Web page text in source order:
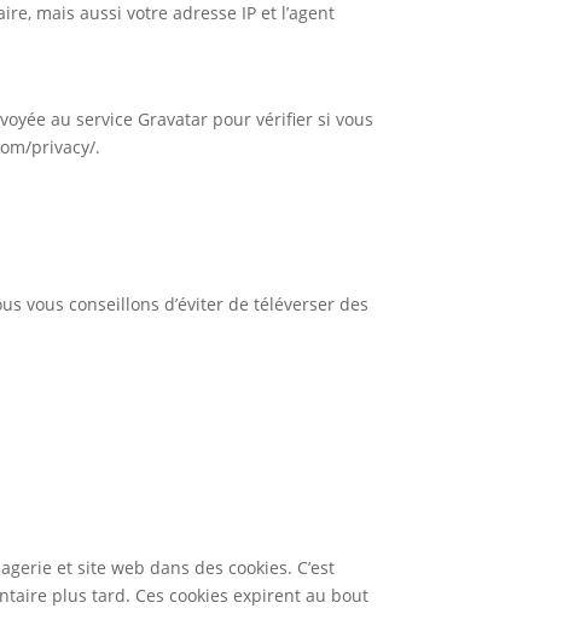
mais aussi votre adresse IP et l’agent
au service Gravatar pour vérifier si vous
privacy/.
vous conseillons d’éviter de téléverser des
et site web dans des cookies. C’est
plus tard. Ces cookies expirent au bout